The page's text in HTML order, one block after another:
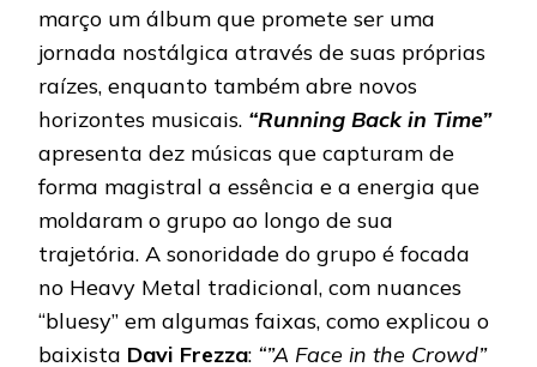
março um álbum que promete ser uma
jornada nostálgica através de suas próprias
raízes, enquanto também abre novos
horizontes musicais. “Running Back in Time”
apresenta dez músicas que capturam de
forma magistral a essência e a energia que
moldaram o grupo ao longo de sua
trajetória. A sonoridade do grupo é focada
no Heavy Metal tradicional, com nuances
“bluesy” em algumas faixas, como explicou o
baixista Davi Frezza: “”A Face in the Crowd”